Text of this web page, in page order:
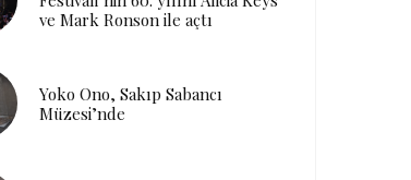
ve Mark Ronson ile açtı
Yoko Ono, Sakıp Sabancı
Müzesi’nde